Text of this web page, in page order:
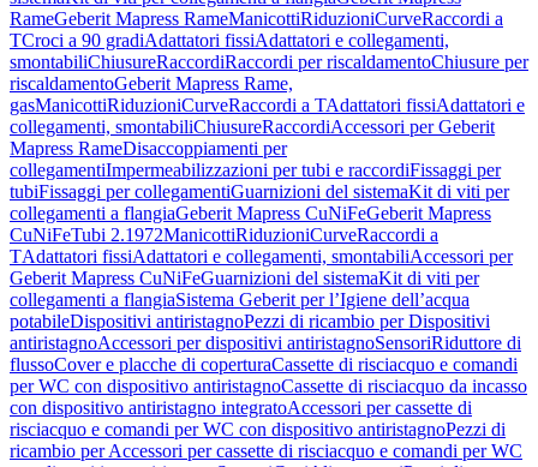
RameGeberit Mapress RameManicottiRiduzioniCurveRaccordi a
TCroci a 90 gradiAdattatori fissiAdattatori e collegamenti,
smontabiliChiusureRaccordiRaccordi per riscaldamentoChiusure per
riscaldamentoGeberit Mapress Rame,
gasManicottiRiduzioniCurveRaccordi a TAdattatori fissiAdattatori e
collegamenti, smontabiliChiusureRaccordiAccessori per Geberit
Mapress RameDisaccoppiamenti per
collegamentiImpermeabilizzazioni per tubi e raccordiFissaggi per
tubiFissaggi per collegamentiGuarnizioni del sistemaKit di viti per
collegamenti a flangiaGeberit Mapress CuNiFeGeberit Mapress
CuNiFeTubi 2.1972ManicottiRiduzioniCurveRaccordi a
TAdattatori fissiAdattatori e collegamenti, smontabiliAccessori per
Geberit Mapress CuNiFeGuarnizioni del sistemaKit di viti per
collegamenti a flangiaSistema Geberit per l’Igiene dell’acqua
potabileDispositivi antiristagnoPezzi di ricambio per Dispositivi
antiristagnoAccessori per dispositivi antiristagnoSensoriRiduttore di
flussoCover e placche di coperturaCassette di risciacquo e comandi
per WC con dispositivo antiristagnoCassette di risciacquo da incasso
con dispositivo antiristagno integratoAccessori per cassette di
risciacquo e comandi per WC con dispositivo antiristagnoPezzi di
ricambio per Accessori per cassette di risciacquo e comandi per WC